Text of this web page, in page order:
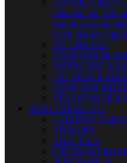
redukciu pre Vaše
komfort + nové
alebo pódiovej
PATCHBAYE
KÁBLOVÉ
KUFRE PRE
OSTATNÉ
KÁBLOVÉ
SŤAHOVACIE
PRÍSLUŠENSTVO
LADIČKY A
STOJANY
STOLIČKY
ČISTIACE